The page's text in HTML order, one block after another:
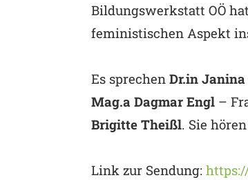
Bildungswerkstatt OÖ
feministischen Aspekt
Es sprechen Dr.in
Mag.a Dagmar Engl –
Brigitte Theißl. Sie
Link zur Sendung: